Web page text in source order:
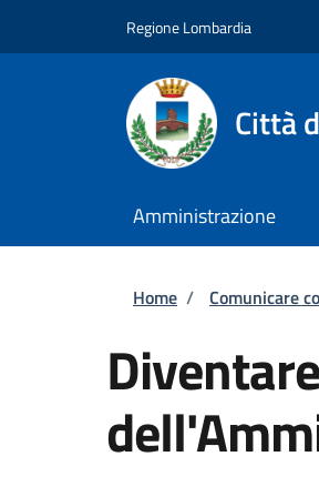
Regione Lombardia
Città
Amministrazione
Briciole
Home / Comunicare